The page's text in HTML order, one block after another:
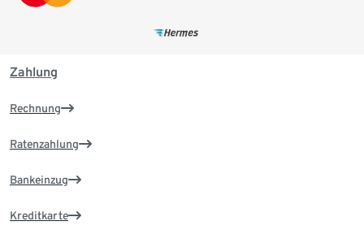
Zahlung
Rechnung
Ratenzahlung
Bankeinzug
Kreditkarte